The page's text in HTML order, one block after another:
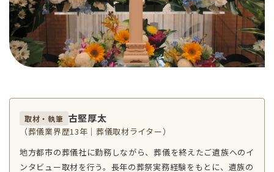
取材・執筆 古堅厚太
（葬儀業界歴13年｜葬儀取材ライター）
地方都市の葬儀社に勤務しながら、葬儀を終えたご遺族へのイ
ンタビュー取材を行う。長年の葬祭実務経験をもとに、遺族の